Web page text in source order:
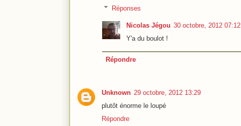
Réponses
Nicolas Jégou 30 octobre, 2012 07:12
Y'a du boulot !
Répondre
Unknown 29 octobre, 2012 13:29
plutôt énorme le loupé
Répondre